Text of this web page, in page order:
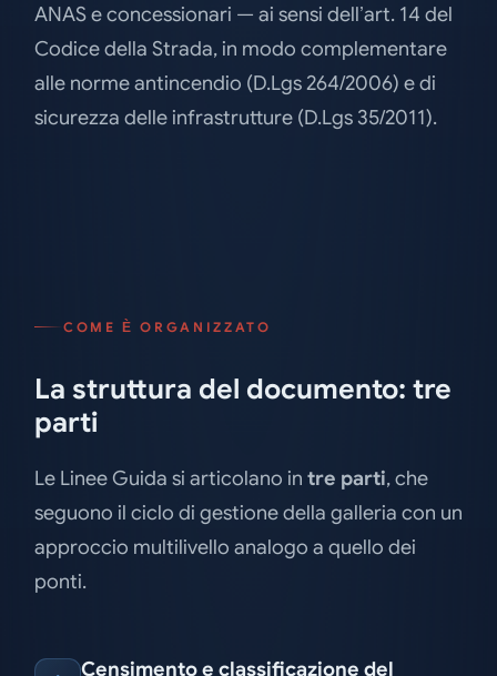
ANAS e concessionari — ai sensi dell’art. 14 del
Codice della Strada, in modo complementare
alle norme antincendio (D.Lgs 264/2006) e di
sicurezza delle infrastrutture (D.Lgs 35/2011).
COME È ORGANIZZATO
La struttura del documento: tre
parti
Le Linee Guida si articolano in tre parti, che
seguono il ciclo di gestione della galleria con un
approccio multilivello analogo a quello dei
ponti.
Censimento e classificazione del